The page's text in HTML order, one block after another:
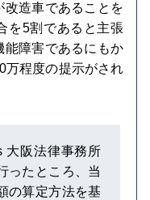
造車であることを
を5割であると主張
能障害であるにもか
万程度の提示がされ
大阪法律事務所
ったところ、当
の算定方法を基